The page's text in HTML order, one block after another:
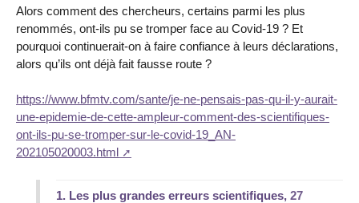
Alors comment des chercheurs, certains parmi les plus
renommés, ont-ils pu se tromper face au Covid-19 ? Et
pourquoi continuerait-on à faire confiance à leurs déclarations,
alors qu’ils ont déjà fait fausse route ?
https://www.bfmtv.com/sante/je-ne-pensais-pas-qu-il-y-aurait-
une-epidemie-de-cette-ampleur-comment-des-scientifiques-
ont-ils-pu-se-tromper-sur-le-covid-19_AN-
202105020003.html
1. Les plus grandes erreurs scientifiques, 27